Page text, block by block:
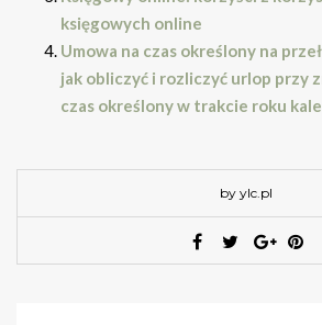
księgowych online
Umowa na czas określony na
jak obliczyć i rozliczyć urlop przy
czas określony w trakcie roku
by ylc.pl